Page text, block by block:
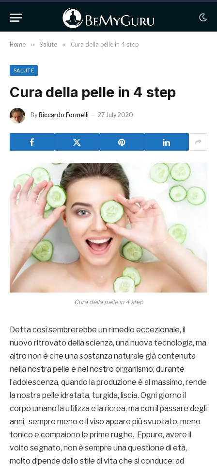
Home » Salute » Cura della pelle in 4 step
SALUTE
Cura della pelle in 4 step
By Riccardo Formelli 27 July 2020
Cura della pelle in 4 step
Detta così sembrerebbe un rimedio eccezionale, il
nuovo ritrovato della scienza, una nuova tecnologia, ma
altro non è che una sostanza naturale già contenuta
nella nostra pelle e nel nostro organismo; durante
l’adolescenza, quando la produzione è al massimo, rende
la nostra pelle idratata, turgida, liscia. Ogni giorno il
corpo umano la utilizza e la ricrea, ma con il passare degli
anni, sempre meno e il viso appare più svuotato, meno
tonico e compaiono le prime rughe. Eppure, avere il
volto segnato, non è sempre una questione di età,
molto dipende dallo stile di vita che si conduce: ad